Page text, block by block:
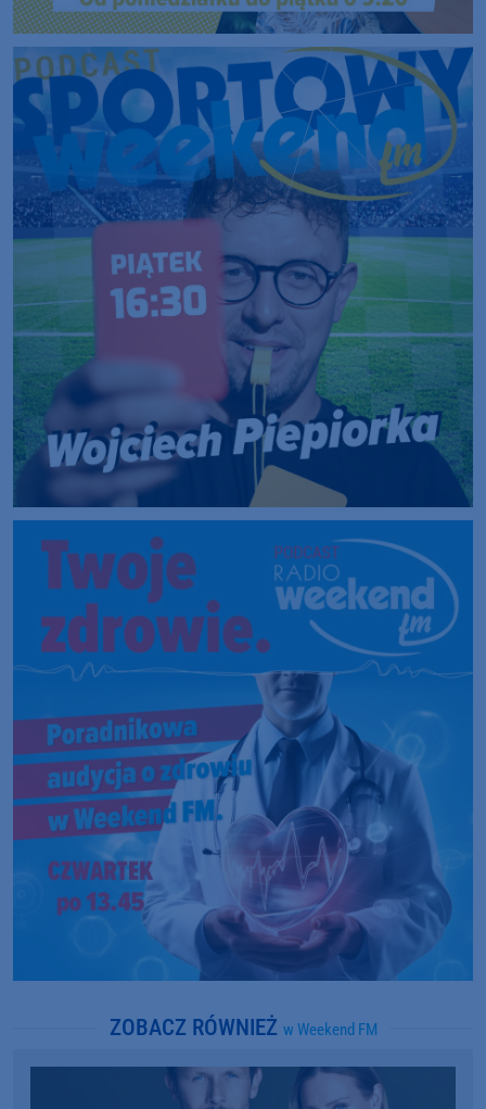
ZOBACZ RÓWNIEŻ w Weekend FM